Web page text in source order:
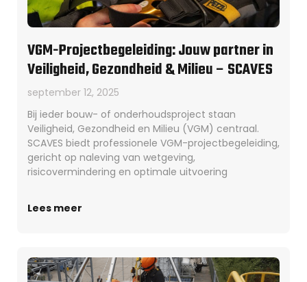
VGM-Projectbegeleiding: Jouw partner in
Veiligheid, Gezondheid & Milieu – SCAVES
september 12, 2025
Bij ieder bouw- of onderhoudsproject staan
Veiligheid, Gezondheid en Milieu (VGM) centraal.
SCAVES biedt professionele VGM-projectbegeleiding,
gericht op naleving van wetgeving,
risicovermindering en optimale uitvoering
Lees meer